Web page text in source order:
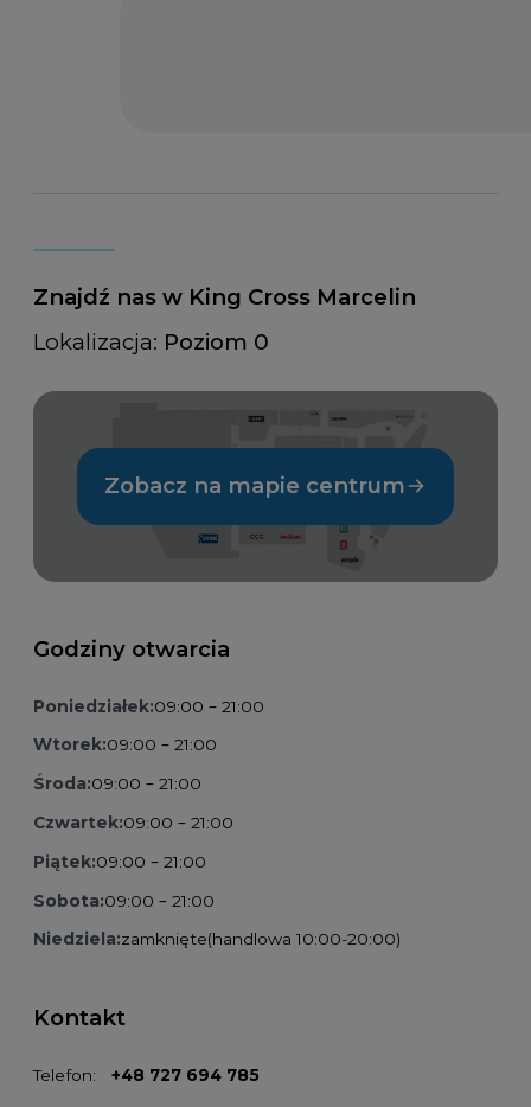
Znajdź nas w King Cross Marcelin
Lokalizacja: Poziom 0
Zobacz na mapie centrum
Godziny otwarcia
Poniedziałek:09:00 – 21:00
Wtorek:09:00 – 21:00
Środa:09:00 – 21:00
Czwartek:09:00 – 21:00
Piątek:09:00 – 21:00
Sobota:09:00 – 21:00
Niedziela:zamknięte(handlowa 10:00-20:00)
Kontakt
Telefon: +48 727 694 785